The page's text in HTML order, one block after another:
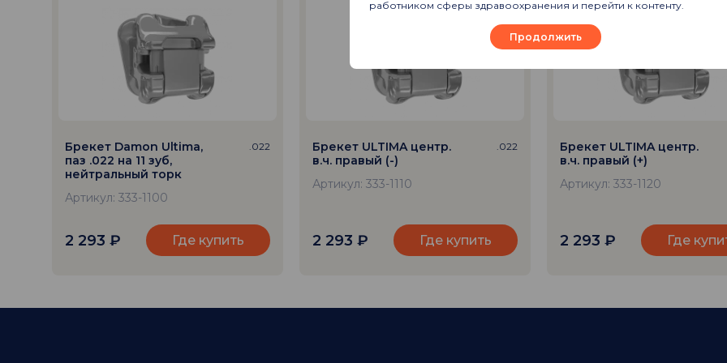
Брекет Damon Ultima,
паз .022 на 11 зуб,
нейтральный торк
.022
Артикул: 333-1100
2 293 ₽ Где купить
Брекет ULTIMA центр.
в.ч. правый (-)
.022
Артикул: 333-1110
2 293 ₽ Где купить
Брекет ULTIMA центр.
в.ч. правый (+)
Артикул: 333-1120
2 293 ₽ Где
работником сферы здравоохранения и перейти к контенту.
Продолжить